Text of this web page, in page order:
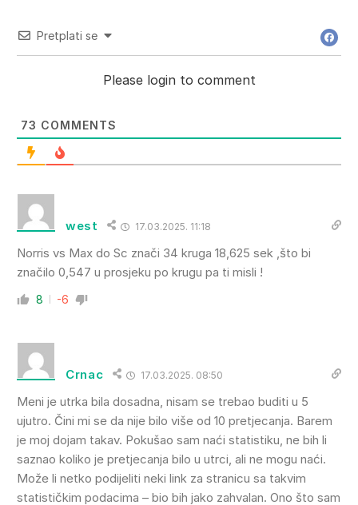
Pretplati se
Please login to comment
73 COMMENTS
west 17.03.2025. 11:18
Norris vs Max do Sc znači 34 kruga 18,625 sek ,što bi
značilo 0,547 u prosjeku po krugu pa ti misli !
8 -6
Crnac 17.03.2025. 08:50
Meni je utrka bila dosadna, nisam se trebao buditi u 5
ujutro. Čini mi se da nije bilo više od 10 pretjecanja. Barem
je moj dojam takav. Pokušao sam naći statistiku, ne bih li
saznao koliko je pretjecanja bilo u utrci, ali ne mogu naći.
Može li netko podijeliti neki link za stranicu sa takvim
statističkim podacima – bio bih jako zahvalan. Ono što sam